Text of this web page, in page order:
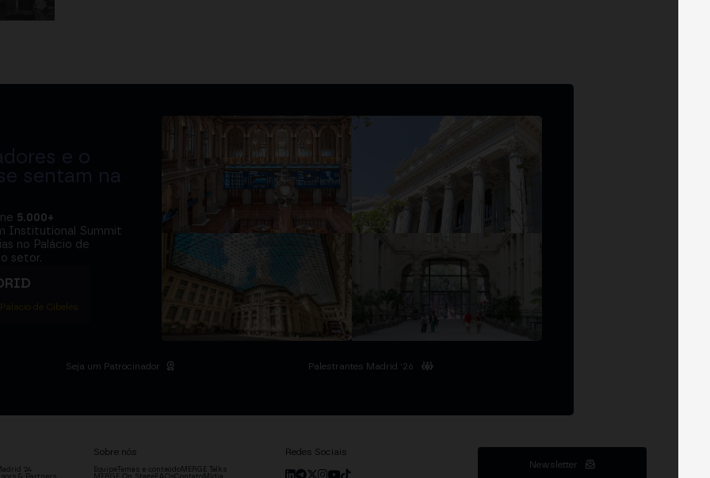
e o
sentam na
5.000+
Institutional Summit
no Palácio de
setor.
de Cibeles
Seja um Patrocinador Palestrantes Madrid '26
'24
Sobre nós
EquipeTemas e conteúdoMERGE Talks
Redes Sociais
Newsletter